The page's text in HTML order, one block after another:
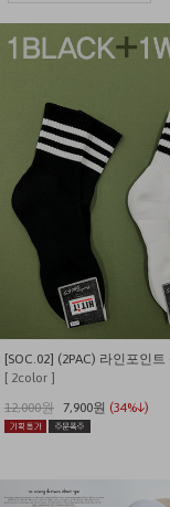
[ 2color ]
12,000원 7,900원 (34%↓)